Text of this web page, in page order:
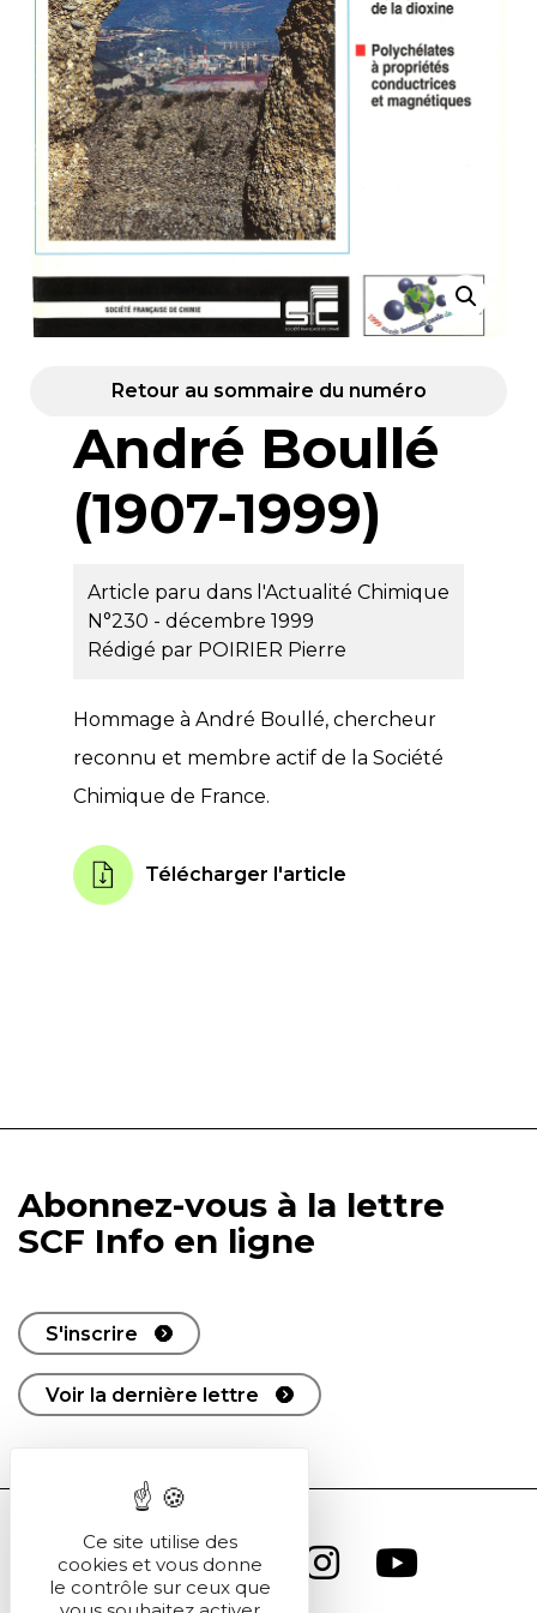
Retour au sommaire du numéro
André Boullé
(1907-1999)
Article paru dans l'Actualité Chimique
N°230 - décembre 1999
Rédigé par POIRIER Pierre
Hommage à André Boullé, chercheur
reconnu et membre actif de la Société
Chimique de France.
Télécharger l'article
Abonnez-vous à la lettre
SCF Info en ligne
S'inscrire
Voir la dernière lettre
Ce site utilise des
cookies et vous donne
le contrôle sur ceux que